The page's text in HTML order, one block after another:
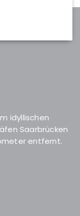
idyllischen
Saarbrücken
entfernt.